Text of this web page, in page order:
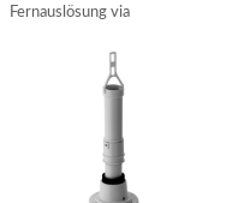
Fernauslösung via